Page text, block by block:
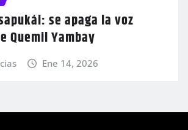
se apaga la voz
Quemil Yambay
Ene 14, 2026